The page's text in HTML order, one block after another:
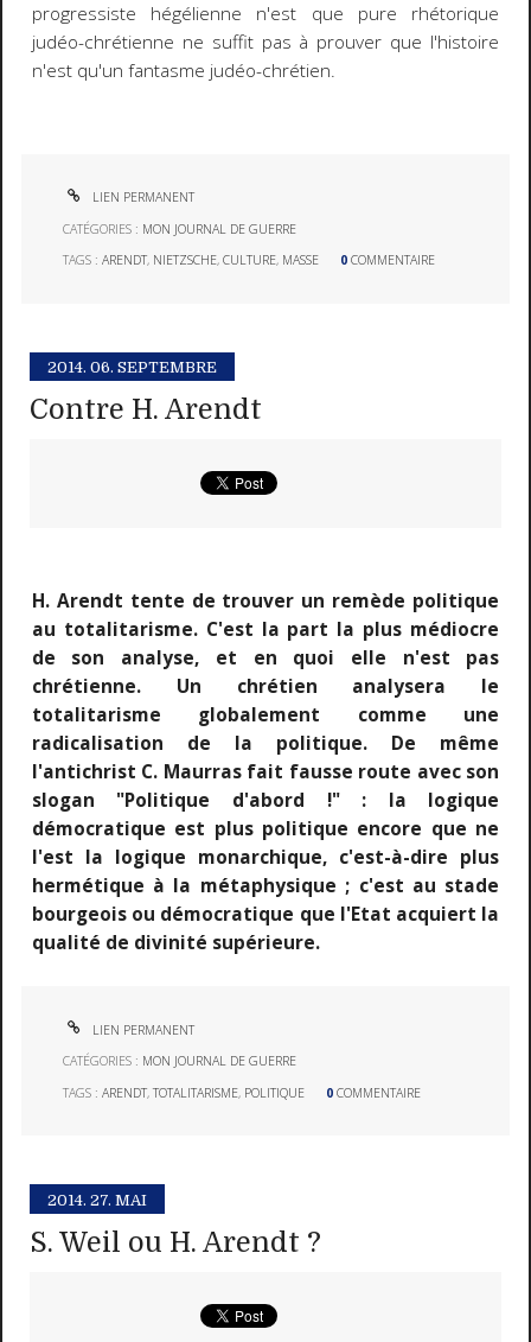
progressiste hégélienne n'est que pure rhétorique
judéo-chrétienne ne suffit pas à prouver que l'histoire
n'est qu'un fantasme judéo-chrétien.
LIEN PERMANENT
CATÉGORIES : MON JOURNAL DE GUERRE
TAGS :ARENDT, NIETZSCHE,CULTURE, MASSE 0 COMMENTAIRE
2014. 06. SEPTEMBRE
Contre H. Arendt
H. Arendt tente de trouver un remède politique
au totalitarisme. C'est la part la plus médiocre
de son analyse, et en quoi elle n'est pas
chrétienne. Un chrétien analysera le
totalitarisme globalement comme une
radicalisation de la politique. De même
l'antichrist C. Maurras fait fausse route avec son
slogan "Politique d'abord !" : la logique
démocratique est plus politique encore que ne
l'est la logique monarchique, c'est-à-dire plus
hermétique à la métaphysique ; c'est au stade
bourgeois ou démocratique que l'Etat acquiert la
qualité de divinité supérieure.
LIEN PERMANENT
CATÉGORIES : MON JOURNAL DE GUERRE
TAGS :ARENDT,TOTALITARISME, POLITIQUE 0 COMMENTAIRE
2014. 27. MAI
S. Weil ou H. Arendt ?